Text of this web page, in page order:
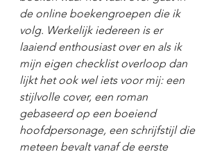
de online boekengroepen die ik
volg. Werkelijk iedereen is er
laaiend enthousiast over en als ik
mijn eigen checklist overloop dan
lijkt het ook wel iets voor mij: een
stijlvolle cover, een roman
gebaseerd op een boeiend
hoofdpersonage, een schrijfstijl die
meteen bevalt vanaf de eerste